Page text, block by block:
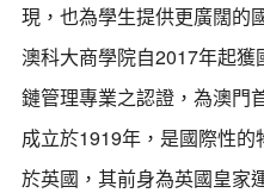
現，也為學生提供更廣闊的
澳科大商學院自2017年起
鏈管理專業之認證，為澳門
成立於1919年，是國際性
於英國，其前身為英國皇家